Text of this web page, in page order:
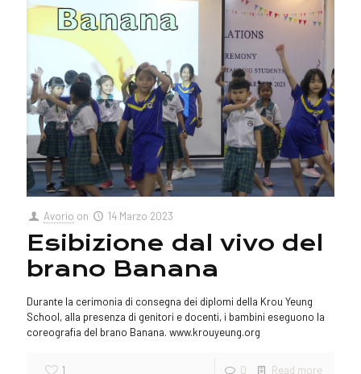
Avorio on 14 Marzo 2023
Esibizione dal vivo del
brano Banana
Durante la cerimonia di consegna dei diplomi della Krou Yeung
School, alla presenza di genitori e docenti, i bambini eseguono la
coreografia del brano Banana. www.krouyeung.org
1 0 Read more